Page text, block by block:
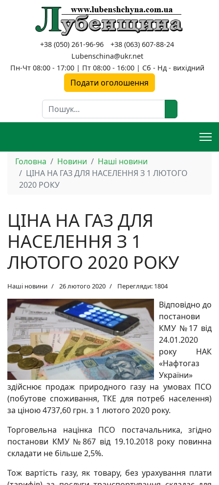
+38 (050) 261-96-96
+38 (063) 607-88-24
Lubenschina@ukr.net
Пн-Чт 08:00 - 17:00 | Пт 08:00 - 16:00 | Сб - Нд - вихідний
Подати оголошення
Пошук
Головна Новини
Наші новини
ЦІНА НА ГАЗ ДЛЯ НАСЕЛЕННЯ З 1 ЛЮТОГО
2020 РОКУ
ЦІНА НА ГАЗ ДЛЯ
НАСЕЛЕННЯ З 1
ЛЮТОГО 2020 РОКУ
Наші новини 26 лютого 2020 Перегляди: 1804
Відповідно до
постанови
КМУ №17 від
24.01.2020
року НАК
«Нафтогаз
України»
здійснює продаж природного газу на умовах ПСО
(побутове споживання, ТКЕ для потреб населення)
за ціною 4737,60 грн. з 1 лютого 2020 року.
Торговельна націнка ПСО постачальника, згідно
постанови КМУ №867 від 19.10.2018 року повинна
складати не більше 2,5%.
Тож вартість газу, як товару, без урахування плати